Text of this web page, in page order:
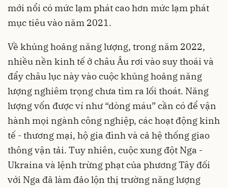
mới nổi có mức lạm phát cao hơn mức lạm phát
mục tiêu vào năm 2021.
Về khủng hoảng năng lượng, trong năm 2022,
nhiều nền kinh tế ở châu Âu rơi vào suy thoái và
đẩy châu lục này vào cuộc khủng hoảng năng
lượng nghiêm trọng chưa tìm ra lối thoát. Năng
lượng vốn được ví như “dòng máu” cần có để vận
hành mọi ngành công nghiệp, các hoạt động kinh
tế - thương mại, hộ gia đình và cả hệ thống giao
thông vận tải. Tuy nhiên, cuộc xung đột Nga -
Ukraina và lệnh trừng phạt của phương Tây đối
với Nga đã làm đảo lộn thị trường năng lượng